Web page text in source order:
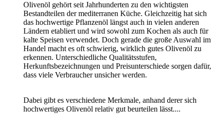
Olivenöl gehört seit Jahrhunderten zu den wichtigsten
Bestandteilen der mediterranen Küche. Gleichzeitig hat sich
das hochwertige Pflanzenöl längst auch in vielen anderen
Ländern etabliert und wird sowohl zum Kochen als auch für
kalte Speisen verwendet. Doch gerade die große Auswahl im
Handel macht es oft schwierig, wirklich gutes Olivenöl zu
erkennen. Unterschiedliche Qualitätsstufen,
Herkunftsbezeichnungen und Preisunterschiede sorgen dafür,
dass viele Verbraucher unsicher werden.
Dabei gibt es verschiedene Merkmale, anhand derer sich
hochwertiges Olivenöl relativ gut beurteilen lässt....